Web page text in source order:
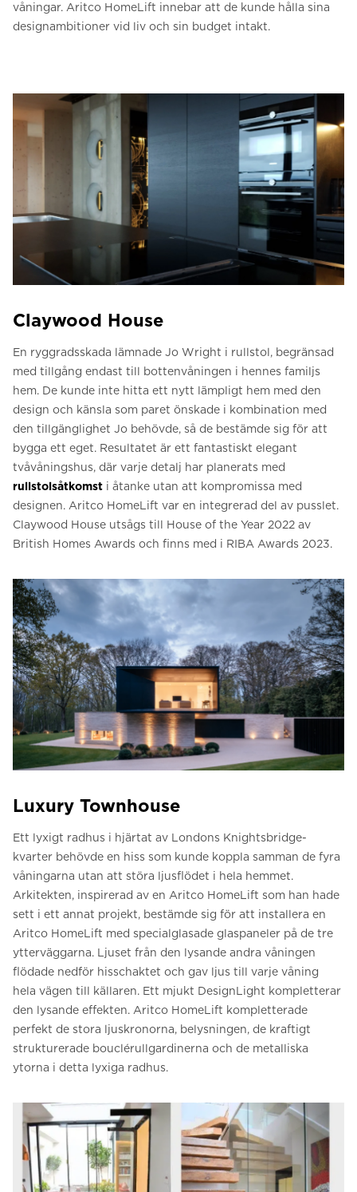
våningar. Aritco HomeLift innebar att de kunde hålla sina
designambitioner vid liv och sin budget intakt.
Claywood House
En ryggradsskada lämnade Jo Wright i rullstol, begränsad
med tillgång endast till bottenvåningen i hennes familjs
hem. De kunde inte hitta ett nytt lämpligt hem med den
design och känsla som paret önskade i kombination med
den tillgänglighet Jo behövde, så de bestämde sig för att
bygga ett eget. Resultatet är ett fantastiskt elegant
tvåvåningshus, där varje detalj har planerats med
rullstolsåtkomst i åtanke utan att kompromissa med
designen. Aritco HomeLift var en integrerad del av pusslet.
Claywood House utsågs till House of the Year 2022 av
British Homes Awards och finns med i RIBA Awards 2023.
Luxury Townhouse
Ett lyxigt radhus i hjärtat av Londons Knightsbridge-
kvarter behövde en hiss som kunde koppla samman de fyra
våningarna utan att störa ljusflödet i hela hemmet.
Arkitekten, inspirerad av en Aritco HomeLift som han hade
sett i ett annat projekt, bestämde sig för att installera en
Aritco HomeLift med specialglasade glaspaneler på de tre
ytterväggarna. Ljuset från den lysande andra våningen
flödade nedför hisschaktet och gav ljus till varje våning
hela vägen till källaren. Ett mjukt DesignLight kompletterar
den lysande effekten. Aritco HomeLift kompletterade
perfekt de stora ljuskronorna, belysningen, de kraftigt
strukturerade bouclérullgardinerna och de metalliska
ytorna i detta lyxiga radhus.